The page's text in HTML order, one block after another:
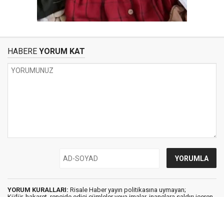
HABERE YORUM KAT
YORUM KURALLARI: Risale Haber yayın politikasına uymayan;